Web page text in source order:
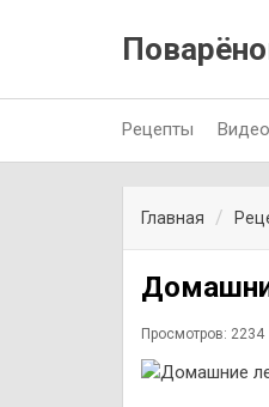
Рецепты
Главная
Просмотров: 2234